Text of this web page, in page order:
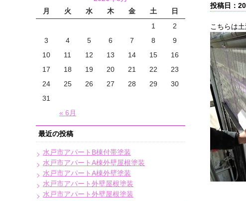
投稿日：
こちらは
月
火 水 木 金 土 日
« 6月
1
2
3
4 5 6 7 8
9
10
11 12 13 14 15
16
17
18 19 20 21 22
23
24
25 26 27 28 29
30
31
最近の投稿
水戸市アパートB棟付帯塗装
水戸市アパートA棟外壁屋根塗装
水戸市アパートA棟外壁塗装
水戸市アパート外壁屋根塗装
水戸市アパート外壁屋根塗装